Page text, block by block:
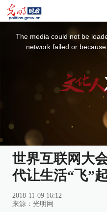
The media could not be
network failed or
世界互联网大
代让生活“飞”
2018-11-09 16:12
来源： 光明网